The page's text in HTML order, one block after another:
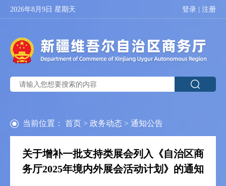
2026年8月9日 星期天 登录 注册
当前位置： 首页 > 政务动态 > 通知公告
关于增补一批支持类展会列入《自治区商
务厅2025年境内外展会活动计划》的通知